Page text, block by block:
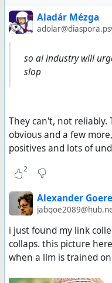
Aladár Mézga
so ai industry will
slop
They can't, not reliably.
obvious and a few
positives and lots of
2
Alexander
i just found my link
collaps. this picture
when a llm is trained